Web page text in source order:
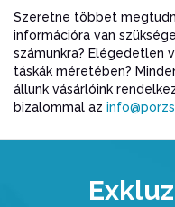
Szeretne többet
információra van
számunkra? Elégedetlen
táskák méretében?
állunk vásárlóink
bizalommal az